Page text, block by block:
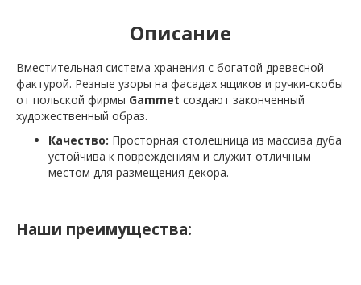
Описание
Вместительная система хранения с богатой древесной
фактурой. Резные узоры на фасадах ящиков и ручки-скобы
от польской фирмы Gammet создают законченный
художественный образ.
Качество: Просторная столешница из массива дуба
устойчива к повреждениям и служит отличным
местом для размещения декора.
Наши преимущества: